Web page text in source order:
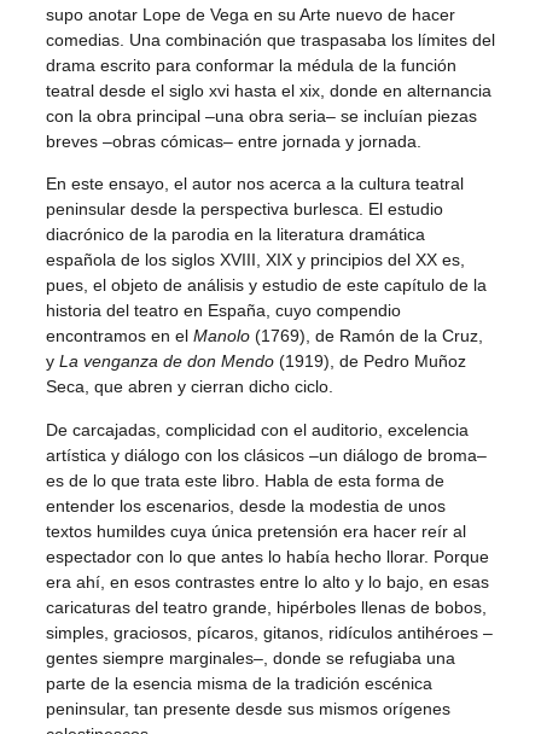
supo anotar Lope de Vega en su Arte nuevo de hacer
comedias. Una combinación que traspasaba los límites del
drama escrito para conformar la médula de la función
teatral desde el siglo xvi hasta el xix, donde en alternancia
con la obra principal –una obra seria– se incluían piezas
breves –obras cómicas– entre jornada y jornada.
En este ensayo, el autor nos acerca a la cultura teatral
peninsular desde la perspectiva burlesca. El estudio
diacrónico de la parodia en la literatura dramática
española de los siglos XVIII, XIX y principios del XX es,
pues, el objeto de análisis y estudio de este capítulo de la
historia del teatro en España, cuyo compendio
encontramos en el Manolo (1769), de Ramón de la Cruz,
y La venganza de don Mendo (1919), de Pedro Muñoz
Seca, que abren y cierran dicho ciclo.
De carcajadas, complicidad con el auditorio, excelencia
artística y diálogo con los clásicos –un diálogo de broma–
es de lo que trata este libro. Habla de esta forma de
entender los escenarios, desde la modestia de unos
textos humildes cuya única pretensión era hacer reír al
espectador con lo que antes lo había hecho llorar. Porque
era ahí, en esos contrastes entre lo alto y lo bajo, en esas
caricaturas del teatro grande, hipérboles llenas de bobos,
simples, graciosos, pícaros, gitanos, ridículos antihéroes –
gentes siempre marginales–, donde se refugiaba una
parte de la esencia misma de la tradición escénica
peninsular, tan presente desde sus mismos orígenes